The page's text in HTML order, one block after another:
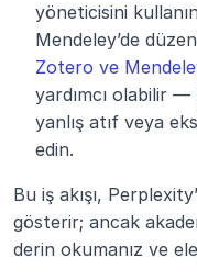
yöneticisini
Zotero ve
yardımcı olabilir
yanlış atıf veya
edin.
Bu iş akışı,
gösterir; ancak
derin okumanız ve